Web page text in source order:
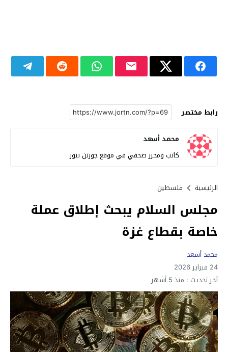
رابط مختصر
محمد أسعد
كاتب ومحرر صحفي في موقع جورتن نيوز
الرئيسية فلسطين
مجلس السلام يبحث إطلاق عملة
خاصة بقطاع غزة
محمد أسعد
24 فبراير 2026
آخر تحديث : منذ 5 أشهر